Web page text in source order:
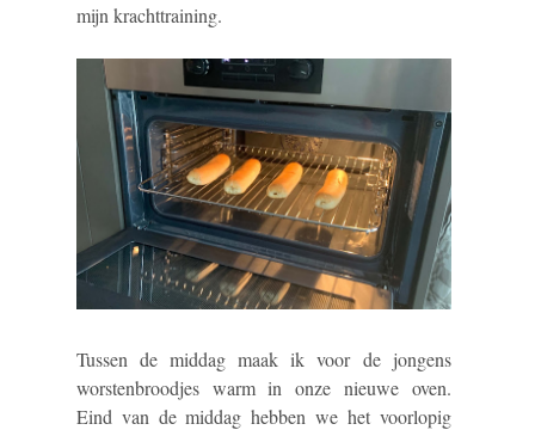
mijn krachttraining.
Tussen de middag maak ik voor de jongens
worstenbroodjes warm in onze nieuwe oven.
Eind van de middag hebben we het voorlopig